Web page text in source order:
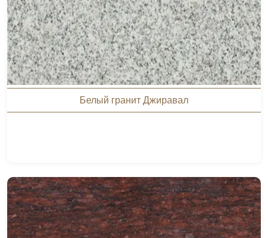
Белый гранит Джиравал